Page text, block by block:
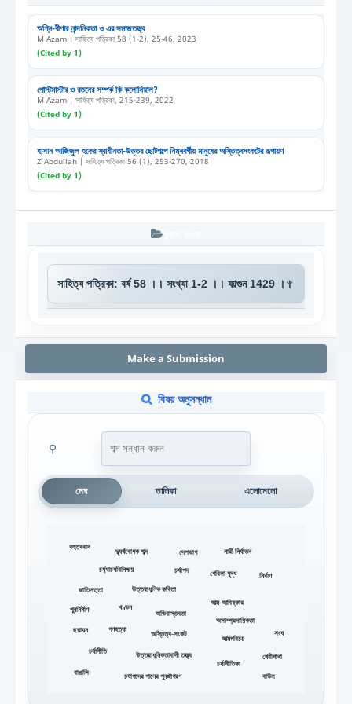
অগ্নি-বীণার নান্দনিকতা ও এর সমাজতত্ত্ব
M Azam | সাহিত্য পত্রিকা 58 (1-2), 25-46, 2023
(Cited by 1)
পোস্টমাস্টার ও রতনের সম্পর্ক কি কলোনিয়াল?
M Azam | সাহিত্য পত্রিকা, 215-239, 2022
(Cited by 1)
হাসান আজিজুল হকের স্বাধীনতা-উত্তর ছোটগল্পে নিম্নবর্গীয় মানুষের অস্তিত্বসংকটের রূপায়ণ
Z Abdullah | সাহিত্য পত্রিকা 56 (1), 253-270, 2018
(Cited by 1)
Make a Submission
বিষয় অনুসন্ধান
⚲
মেঘ তালিকা এলোমেলো
অভিবাস্তবতা
অসাম্প্রদায়িকতা
অস্তিত্ব-সংকট
আত্ম-আবিষ্কার
আত্মপরিচয়
উত্তরাধুনিক কবিতা
উত্তরাধুনিকতাবাদী তত্ত্ব
খণ্ডন
গণহত্যা
গেরিলা যুদ্ধ
চর্যাগীতি
চর্যাগীতিকা
চর্যাপদ
চর্যাপদের গানের পুনর্জাগরণ
চর্য্যাচর্যবিনিশ্চয়
ছদ্মায়ন
জাতিসত্তা
থেরীগাথা
দেশভাগ
দ্ব্যর্থবোধক শব্দ নারী নির্যাতন
নির্বাণ
পুনর্নির্মাণ
বহুত্ববাদ
বাউল
বাঙালি
সংঘ